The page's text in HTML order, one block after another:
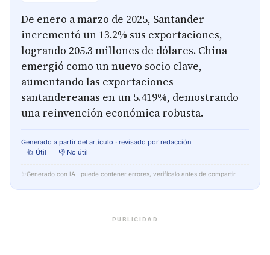
De enero a marzo de 2025, Santander
incrementó un 13.2% sus exportaciones,
logrando 205.3 millones de dólares. China
emergió como un nuevo socio clave,
aumentando las exportaciones
santandereanas en un 5.419%, demostrando
una reinvención económica robusta.
Generado a partir del artículo · revisado por redacción
👍 Útil
👎 No útil
✨ Generado con IA · puede contener errores, verifícalo antes de compartir.
PUBLICIDAD